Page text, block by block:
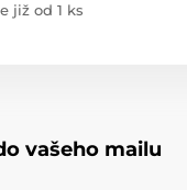
již od 1 ks
vašeho mailu